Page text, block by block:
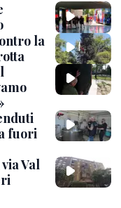
la
fuori
Val